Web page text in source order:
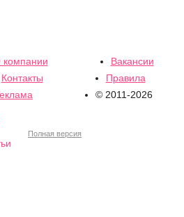
Вакансии
Контакты
Правила
© 2011-2026
Полная версия